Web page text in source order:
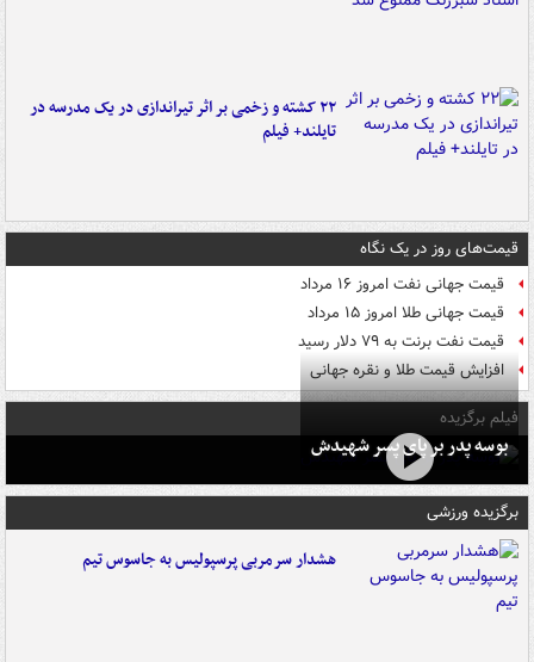
۲۲ کشته و زخمی بر اثر تیراندازی در یک مدرسه در
تایلند+ فیلم
قیمت‌های روز در یک نگاه
قیمت جهانی نفت امروز ۱۶ مرداد
قیمت جهانی طلا امروز ۱۵ مرداد
قیمت نفت برنت به ۷۹ دلار رسید
افزایش قیمت طلا و نقره جهانی
فیلم برگزیده
بوسه‌ پدر بر پای پسر شهیدش
برگزیده ورزشی
هشدار سرمربی پرسپولیس به جاسوس تیم